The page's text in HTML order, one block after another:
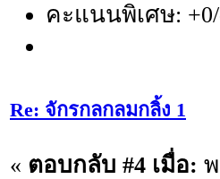
คะแนนพิเศษ:
Re: จักรกลกลมกลิ้ง 1
« ตอบกลับ #4 เมื่อ: